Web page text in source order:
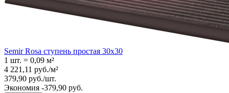
Semir Rosa ступень простая 30x30
1 шт. = 0,09 м²
4 221,11 руб./м²
379,90 руб./шт.
Экономия -379,90 руб.